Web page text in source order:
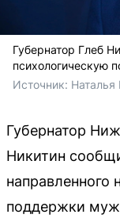
Губернатор Глеб
психологическую
Источник: Наталья
Губернатор
Никитин
направленного
поддержки